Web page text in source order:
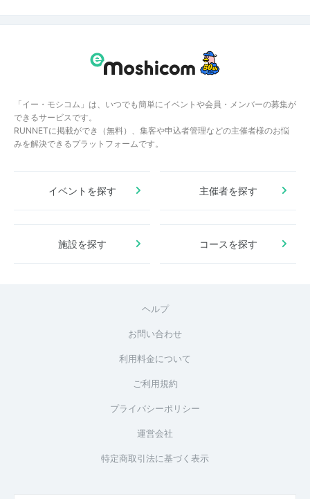
「イー・モシコム」は、いつでも簡単にイベントや会員・メンバーの募集が
できるサービスです。
RUNNETに掲載ができ（無料）、集客や申込者管理などの主催者様のお悩
みを解決できるプラットフォームです。
イベントを探す 主催者を探す
施設を探す コースを探す
ヘルプ
お問い合わせ
利用料金について
ご利用規約
プライバシーポリシー
運営会社
特定商取引法に基づく表示